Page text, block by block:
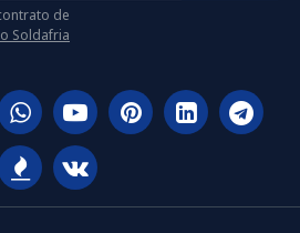
de
Soldafria